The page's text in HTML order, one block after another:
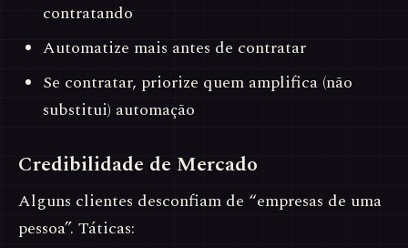
contratando
Automatize mais antes de contratar
Se contratar, priorize quem amplifica (não
substitui) automação
Credibilidade de Mercado
Alguns clientes desconfiam de “empresas de uma
pessoa”. Táticas: